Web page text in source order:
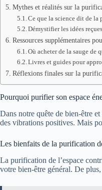
Mythes et réalités sur la
Ce que la science dit de
Démystifier les idées
Ressources supplémentaires
Où acheter de la sauge de
Livres et guides pour
Réflexions finales sur la
Pourquoi purifier son espace
Dans notre quête de bien-être
des vibrations positives. Mais
Les bienfaits de la purification
La purification de l’espace
votre bien-être général. De